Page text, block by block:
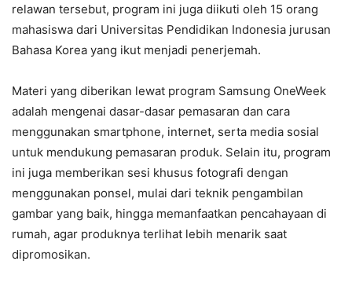
relawan tersebut, program ini juga diikuti oleh 15 orang
mahasiswa dari Universitas Pendidikan Indonesia jurusan
Bahasa Korea yang ikut menjadi penerjemah.
Materi yang diberikan lewat program Samsung OneWeek
adalah mengenai dasar-dasar pemasaran dan cara
menggunakan smartphone, internet, serta media sosial
untuk mendukung pemasaran produk. Selain itu, program
ini juga memberikan sesi khusus fotografi dengan
menggunakan ponsel, mulai dari teknik pengambilan
gambar yang baik, hingga memanfaatkan pencahayaan di
rumah, agar produknya terlihat lebih menarik saat
dipromosikan.